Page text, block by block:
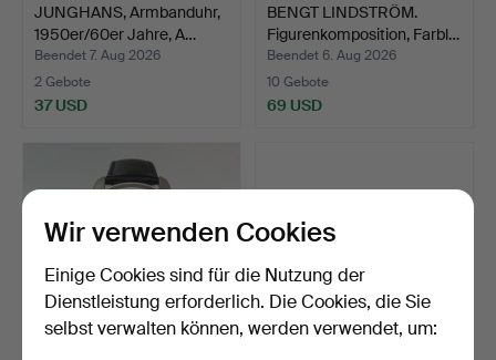
JUNGHANS, Armbanduhr,
1950er/60er Jahre, A…
Beendet 7. Aug 2026
2 Gebote
37 USD
BENGT LINDSTRÖM.
Figurenkomposition, Farbl…
Beendet 6. Aug 2026
10 Gebote
69 USD
Wir verwenden Cookies
Einige Cookies sind für die Nutzung der
Dienstleistung erforderlich. Die Cookies, die Sie
selbst verwalten können, werden verwendet, um: